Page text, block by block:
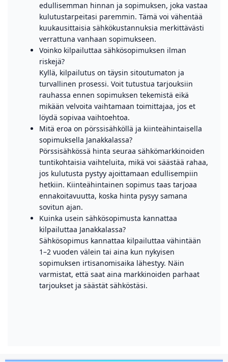
edullisemman hinnan ja sopimuksen, joka vastaa
kulutustarpeitasi paremmin. Tämä voi vähentää
kuukausittaisia sähkökustannuksia merkittävästi
verrattuna vanhaan sopimukseen.
Voinko kilpailuttaa sähkösopimuksen ilman
riskejä?
Kyllä, kilpailutus on täysin sitoutumaton ja
turvallinen prosessi. Voit tutustua tarjouksiin
rauhassa ennen sopimuksen tekemistä eikä
mikään velvoita vaihtamaan toimittajaa, jos et
löydä sopivaa vaihtoehtoa.
Mitä eroa on pörssisähköllä ja kiinteähintaisella
sopimuksella Janakkalassa?
Pörssisähkössä hinta seuraa sähkömarkkinoiden
tuntikohtaisia vaihteluita, mikä voi säästää rahaa,
jos kulutusta pystyy ajoittamaan edullisempiin
hetkiin. Kiinteähintainen sopimus taas tarjoaa
ennakoitavuutta, koska hinta pysyy samana
sovitun ajan.
Kuinka usein sähkösopimusta kannattaa
kilpailuttaa Janakkalassa?
Sähkösopimus kannattaa kilpailuttaa vähintään
1–2 vuoden välein tai aina kun nykyisen
sopimuksen irtisanomisaika lähestyy. Näin
varmistat, että saat aina markkinoiden parhaat
tarjoukset ja säästät sähköstäsi.